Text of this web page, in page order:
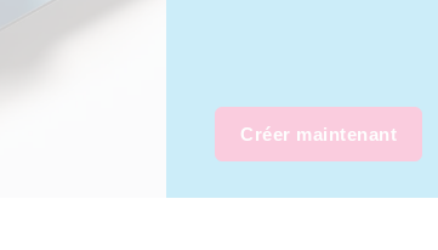
Créer maintenant